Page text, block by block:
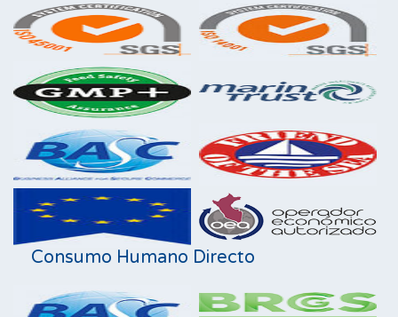
Consumo Humano Directo